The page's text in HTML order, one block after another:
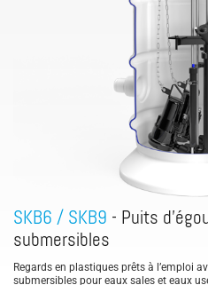
SKB6 / SKB9 - Puits
submersibles
Regards en plastiques prêts à l’emploi
submersibles pour eaux sales et eaux